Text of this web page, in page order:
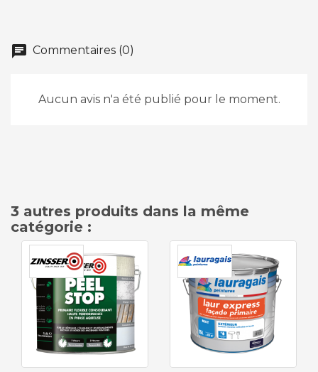
chat Commentaires (0)
Aucun avis n'a été publié pour le moment.
3 autres produits dans la même
catégorie :